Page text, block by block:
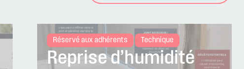
Réservé aux adhérents Technique
Reprise d’humidité